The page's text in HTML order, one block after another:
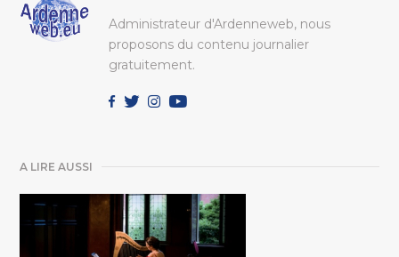
Administrateur d'Ardenneweb, nous
proposons du contenu journalier
gratuitement.
A LIRE AUSSI